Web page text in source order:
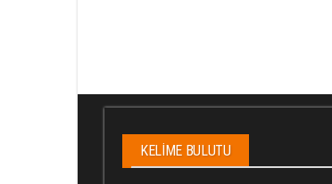
KELIME BULUTU